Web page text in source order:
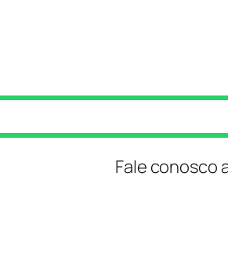
Fale conosco